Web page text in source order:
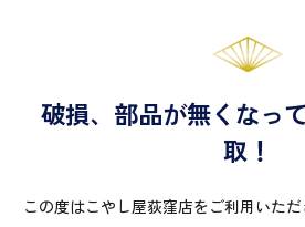
破損、部品が無くなっ
取！
この度はこやし屋荻窪店をご利用いた